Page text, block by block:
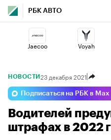
РБК АВТО
Jaecoo Voyah
Geely Esteo
Volga Lada
НОВОСТИ 23 декабря 2021
Подписаться на РБК в Max
Водителей
штрафах в 2022